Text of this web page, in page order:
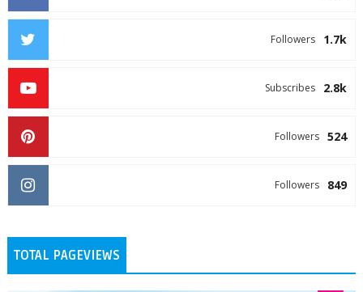
1.7k
Followers
2.8k
Subscribes
524
Followers
849
Followers
TOTAL PAGEVIEWS